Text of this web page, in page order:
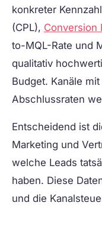
konkreter
(CPL), Conversion
to-MQL-Rate und
qualitativ
Budget. Kanäle
Abschlussraten
Entscheidend ist
Marketing und
welche Leads
haben. Diese
und die